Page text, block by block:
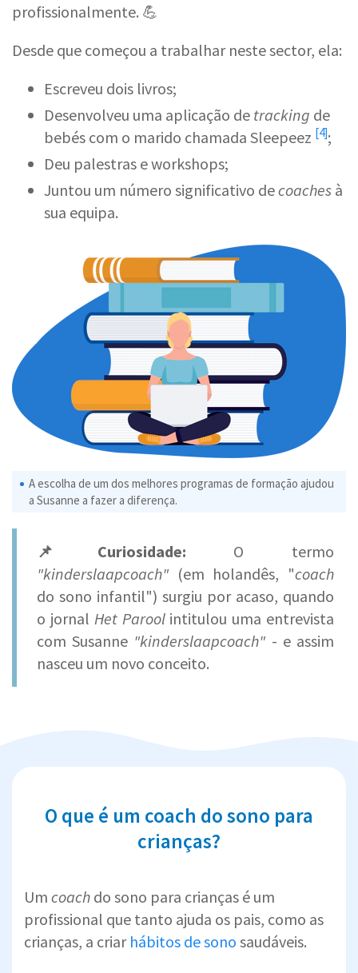
profissionalmente. 💪
Desde que começou a trabalhar neste sector, ela:
Escreveu dois livros;
Desenvolveu uma aplicação de tracking de
bebés com o marido chamada Sleepeez [4];
Deu palestras e workshops;
Juntou um número significativo decoaches à
sua equipa.
A escolha de um dos melhores programas de formação ajudou
a Susanne a fazer a diferença.
📌Curiosidade: O termo
"kinderslaapcoach" (em holandês, "coach
do sono infantil") surgiu por acaso, quando
o jornal Het Paroolintitulou uma entrevista
com Susanne "kinderslaapcoach" - e assim
nasceu um novo conceito.
O que é um coach do sono para
crianças?
Um coach do sono para crianças é um
profissional que tanto ajuda os pais, como as
crianças, a criar hábitos de sono saudáveis.